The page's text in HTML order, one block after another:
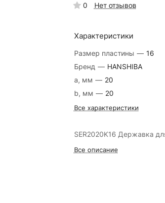
0 Нет отзывов
Характеристики
Размер пластины — 16
Бренд — HANSHIBA
a, мм — 20
b, мм — 20
Все характеристики
SER2020K16 Державка
Все описание